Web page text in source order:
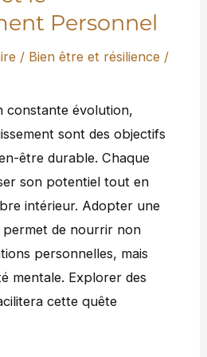
Personnel
/ Bien être et résilience /
constante évolution,
sont des objectifs
être durable. Chaque
son potentiel tout en
intérieur. Adopter une
de nourrir non
personnelles, mais
mentale. Explorer des
cette quête